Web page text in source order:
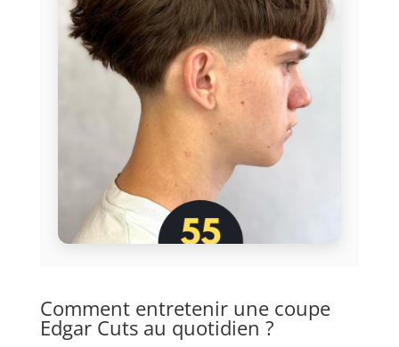
Comment entretenir une coupe
Edgar Cuts au quotidien ?